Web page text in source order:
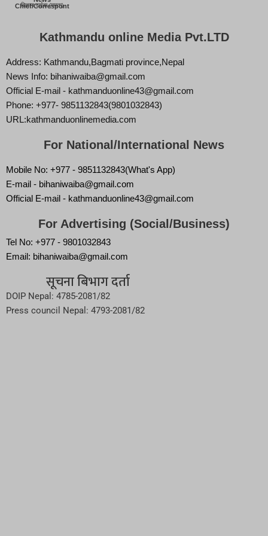
Chief/Correspont
बिज्ञान वाईबा (ममता)
Kathmandu online Media Pvt.LTD
Address: Kathmandu,Bagmati province,Nepal
News Info: bihaniwaiba@gmail.com
Official E-mail - kathmanduonline43@gmail.com
Phone: +977- 9851132843(9801032843)
URL:kathmanduonlinemedia.com
For National/International News
Mobile No: +977 - 9851132843(What's App)
E-mail - bihaniwaiba@gmail.com
Official E-mail - kathmanduonline43@gmail.com
For Advertising (Social/Business)
Tel No: +977 - 9801032843
Email: bihaniwaiba@gmail.com
सूचना बिभाग दर्ता
DOIP Nepal: 4785-2081/82
Press council Nepal: 4793-2081/82